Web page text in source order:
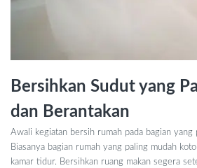
Bersihkan Sudut yang
dan Berantakan
Awali kegiatan bersih rumah pada bagian yang
Biasanya bagian rumah yang paling mudah
kamar tidur. Bersihkan ruang makan segera